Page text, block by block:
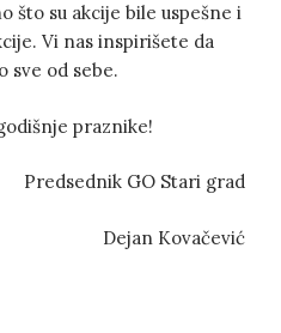
što su akcije bile uspešne i
Vi nas inspirišete da
sve od sebe.
praznike!
Predsednik GO Stari grad
Dejan Kovačević